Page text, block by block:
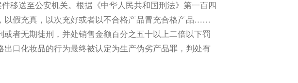
移送至公安机关。根据《中华人民共和国刑法》第一百四
以假充真，以次充好或者以不合格产品冒充合格产品……
者无期徒刑，并处销售金额百分之五十以上二倍以下罚
口化妆品的行为最终被认定为生产伪劣产品罪，判处有